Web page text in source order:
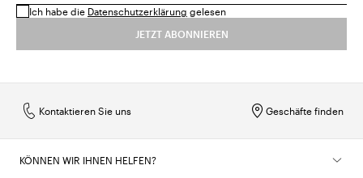
Ich habe die Datenschutzerklärung gelesen
JETZT ABONNIEREN
Geschäfte finden
Kontaktieren Sie uns
KÖNNEN WIR IHNEN HELFEN?